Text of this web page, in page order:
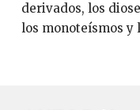
derivados, los
los monoteísmos y